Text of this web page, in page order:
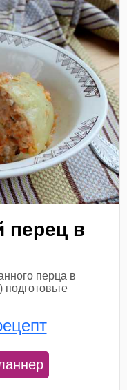
в
перца в